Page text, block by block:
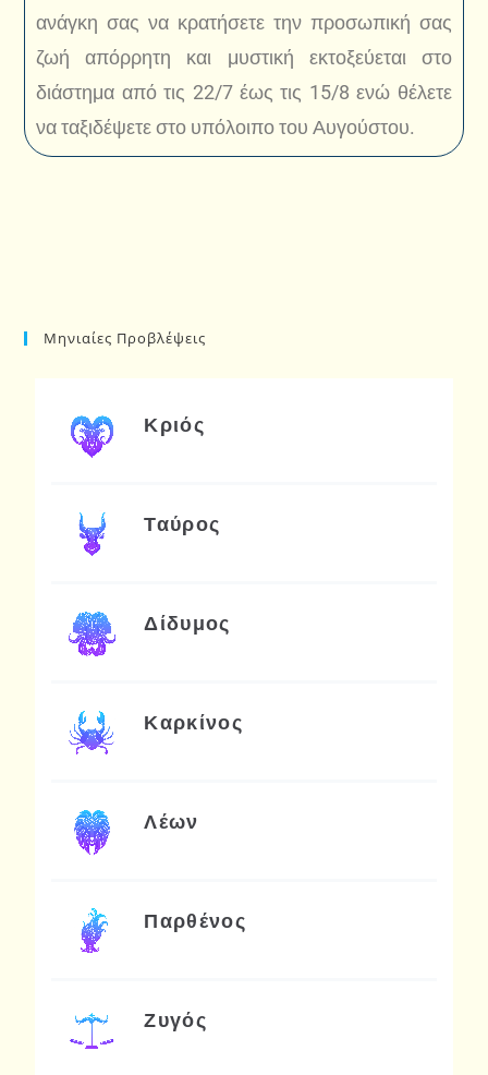
ανάγκη σας να κρατήσετε την προσωπική σας
ζωή απόρρητη και μυστική εκτοξεύεται στο
διάστημα από τις 22/7 έως τις 15/8 ενώ θέλετε
να ταξιδέψετε στο υπόλοιπο του Αυγούστου.
Μηνιαίες Προβλέψεις
Κριός
Ταύρος
Δίδυμος
Καρκίνος
Λέων
Παρθένος
Ζυγός